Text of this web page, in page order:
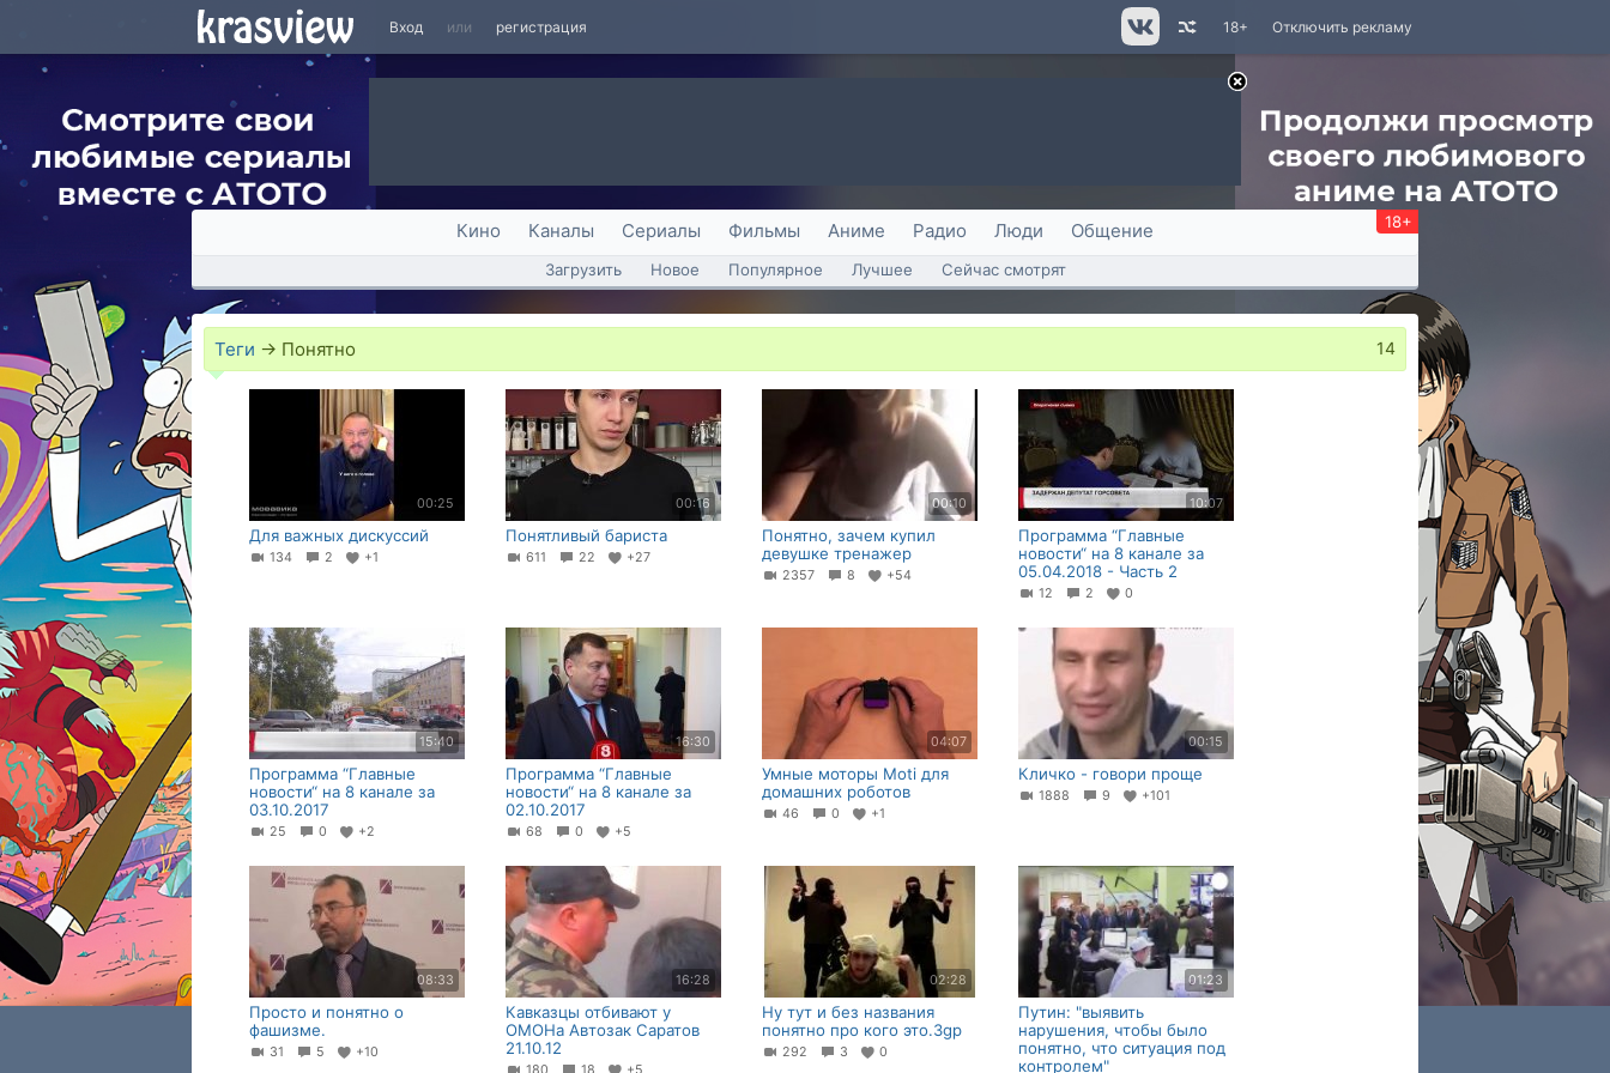
Вход или регистрация Отключить рекламу
18+
Кино Каналы Сериалы Фильмы Аниме Радио Люди Общение 18+
Загрузить Новое Популярное Лучшее Сейчас смотрят
Теги → Понятно 14
00:25
Для важных дискуссий
134 2 +1
00:16
Понятливый бариста
611 22 +27
00:10
Понятно, зачем купил
девушке тренажер
2357 8 +54
10:07
Программа “Главные
новости“ на 8 канале за
05.04.2018 - Часть 2
12 2 0
15:40
Программа “Главные
новости“ на 8 канале за
03.10.2017
25 0 +2
16:30
Программа “Главные
новости“ на 8 канале за
02.10.2017
68 0 +5
04:07
Умные моторы Moti для
домашних роботов
46 0 +1
00:15
Кличко - говори проще
1888 9 +101
08:33
Просто и понятно о
фашизме.
31 5 +10
16:28
Кавказцы отбивают у
ОМОНа Автозак Саратов
21.10.12
02:28
Ну тут и без названия
понятно про кого это.3gp
292 3 0
01:23
Путин: "выявить
нарушения, чтобы было
понятно, что ситуация под
контролем"